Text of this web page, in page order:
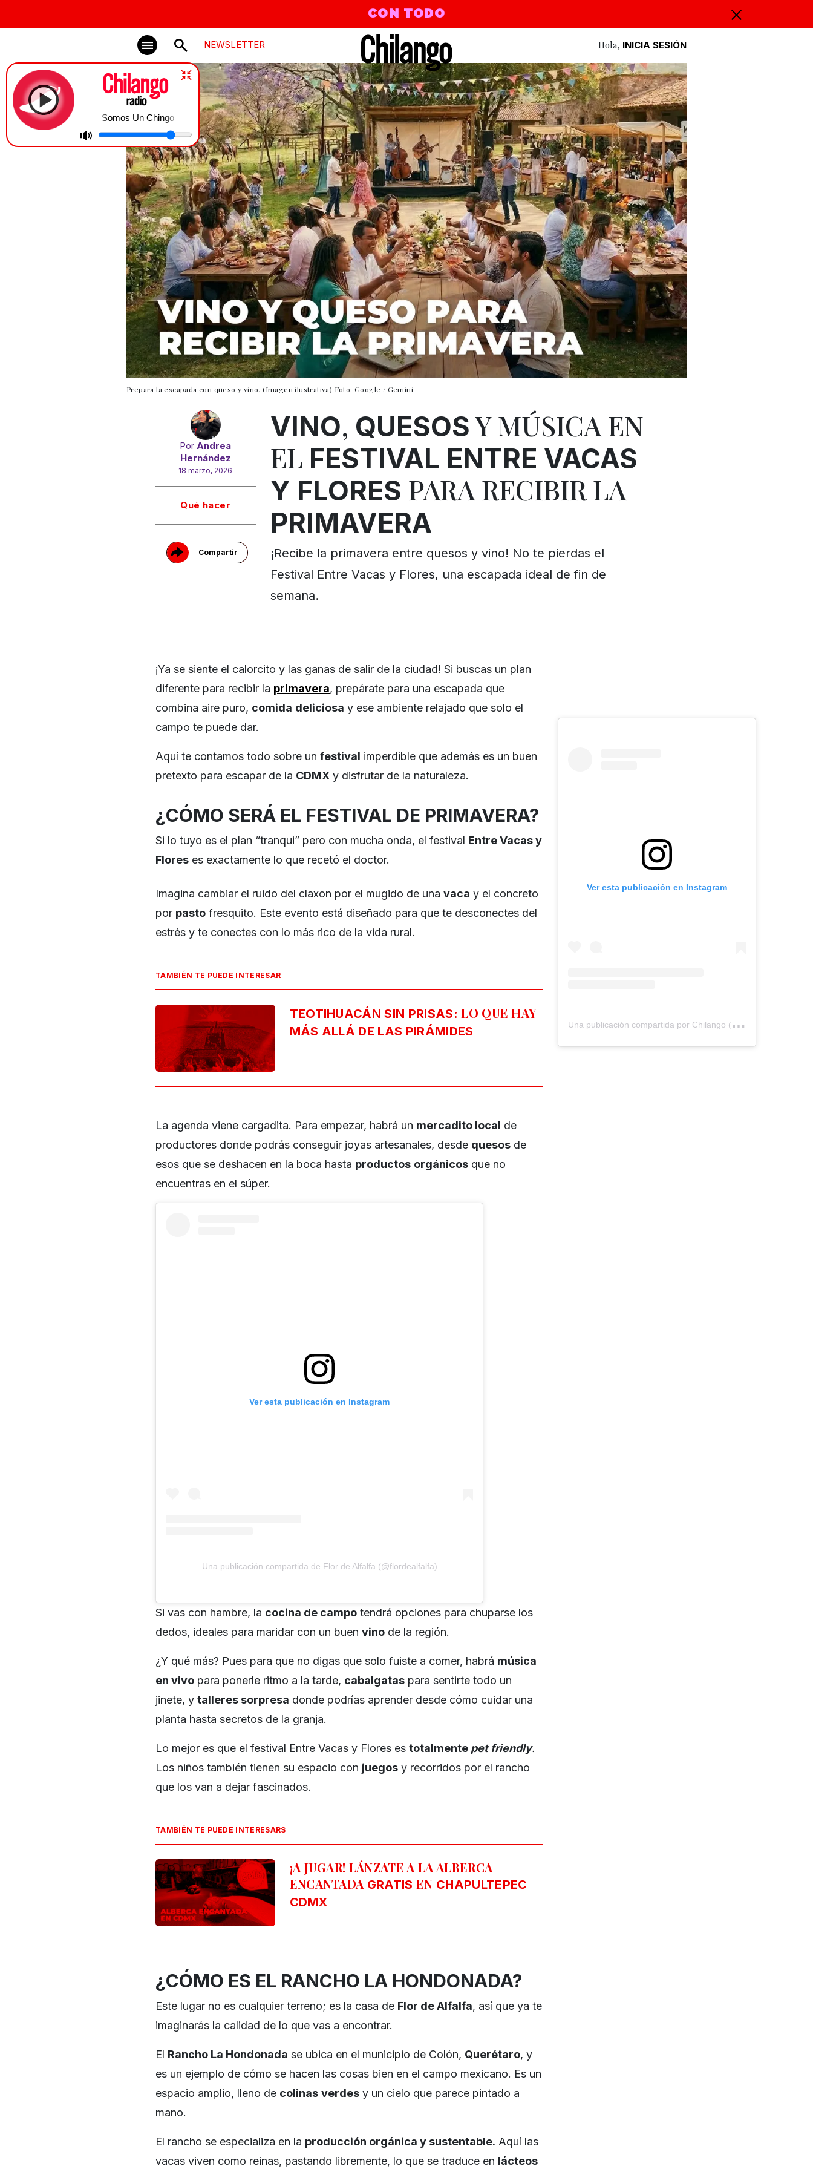
CON TODO
NEWSLETTER Hola, INICIA SESIÓN
Somos Un Chingo
Prepara la escapada con queso y vino. (Imagen ilustrativa) Foto: Google / Gemini
PorAndrea
Hernández
18 marzo, 2026
Qué hacer
Compartir
VINO, QUESOSY MÚSICA EN
EL FESTIVAL ENTRE VACAS
Y FLORES PARA RECIBIR LA
PRIMAVERA
¡Recibe la primavera entre quesos y vino! No te pierdas el
Festival Entre Vacas y Flores, una escapada ideal de fin de
semana.
¡Ya se siente el calorcito y las ganas de salir de la ciudad! Si buscas un plan
diferente para recibir la primavera, prepárate para una escapada que
combina aire puro, comida deliciosa y ese ambiente relajado que solo el
campo te puede dar.
Aquí te contamos todo sobre un festival imperdible que además es un buen
pretexto para escapar de la CDMX y disfrutar de la naturaleza.
¿CÓMO SERÁ EL FESTIVAL DE PRIMAVERA?
Si lo tuyo es el plan “tranqui” pero con mucha onda, el festival Entre Vacas y
Flores es exactamente lo que recetó el doctor.
Imagina cambiar el ruido del claxon por el mugido de una vaca y el concreto
por pasto fresquito. Este evento está diseñado para que te desconectes del
estrés y te conectes con lo más rico de la vida rural.
TAMBIÉN TE PUEDE INTERESAR
TEOTIHUACÁN SIN PRISAS: LO QUE HAY
MÁS ALLÁ DE LAS PIRÁMIDES
La agenda viene cargadita. Para empezar, habrá un mercadito local de
productores donde podrás conseguir joyas artesanales, desde quesos de
esos que se deshacen en la boca hasta productos orgánicos que no
encuentras en el súper.
Ver esta publicación en Instagram
Una publicación compartida de Flor de Alfalfa (@flordealfalfa)
Si vas con hambre, la cocina de campo tendrá opciones para chuparse los
dedos, ideales para maridar con un buen vino de la región.
¿Y qué más? Pues para que no digas que solo fuiste a comer, habrá música
en vivo para ponerle ritmo a la tarde, cabalgatas para sentirte todo un
jinete, y talleres sorpresa donde podrías aprender desde cómo cuidar una
planta hasta secretos de la granja.
Lo mejor es que el festival Entre Vacas y Flores es totalmente pet friendly.
Los niños también tienen su espacio con juegos y recorridos por el rancho
que los van a dejar fascinados.
TAMBIÉN TE PUEDE INTERESARS
¡A JUGAR! LÁNZATE A LA ALBERCA
ENCANTADA GRATIS EN CHAPULTEPEC
CDMX
¿CÓMO ES EL RANCHO LA HONDONADA?
Este lugar no es cualquier terreno; es la casa de Flor de Alfalfa, así que ya te
imaginarás la calidad de lo que vas a encontrar.
El Rancho La Hondonada se ubica en el municipio de Colón, Querétaro, y
es un ejemplo de cómo se hacen las cosas bien en el campo mexicano. Es un
espacio amplio, lleno de colinas verdes y un cielo que parece pintado a
mano.
El rancho se especializa en la producción orgánica y sustentable. Aquí las
vacas viven como reinas, pastando libremente, lo que se traduce en lácteos
Ver esta publicación en Instagram
U
na publicación compartida por Chilango (@chilangocom)